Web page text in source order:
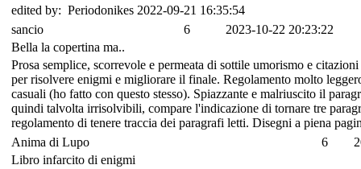
edited by: Periodonikes 2022-09-21 16:35:54
sancio
6
2023-10-22 20:23:22
Bella la copertina ma..
Prosa semplice, scorrevole e permeata di sottile umorismo e
per risolvere enigmi e migliorare il finale. Regolamento molto
casuali (ho fatto con questo stesso). Spiazzante e malriuscito il
quindi talvolta irrisolvibili, compare l'indicazione di tornare tre
regolamento di tenere traccia dei paragrafi letti. Disegni a piena
Anima di Lupo
6
Libro infarcito di enigmi